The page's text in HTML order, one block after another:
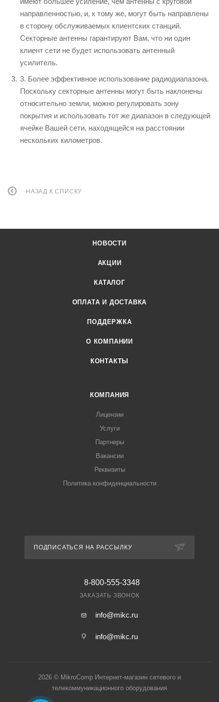
направленностью, и, к тому же, могут быть направлены
в сторону обслуживаемых клиентских станций.
Секторные антенны гарантируют Вам, что ни один
клиент сети не будет использовать антенный
усилитель.
3. Более эффективное использование радиодиапазона.
Поскольку секторные антенны могут быть наклонены
относительно земли, можно регулировать зону
покрытия и использовать тот же диапазон в следующей
ячейке Вашей сети, находящейся на расстоянии
нескольких километров.
НАЗАД К СПИСКУ
НОВОСТИ
АКЦИИ
КАТАЛОГ
ОПЛАТА И ДОСТАВКА
ПОДДЕРЖКА
О КОМПАНИИ
КОНТАКТЫ
КОМПАНИЯ
Лицензии
Услуги
Партнеры
Вакансии
Реквизиты
Политика конфиденциальности
ПОДПИСАТЬСЯ НА РАССЫЛКУ
8-800-555-3348
ЗАКАЗАТЬ ЗВОНОК
info@mikc.ru
info@mikc.ru
2026 © MikroComp Интернет-магазин сетевого и
телекоммуникационного оборудования